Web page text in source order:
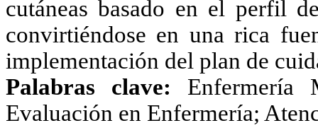
cutáneas basado en el perfil
convirtiéndose en una rica
implementación del plan de
Palabras clave: Enfermería
Evaluación en Enfermería;